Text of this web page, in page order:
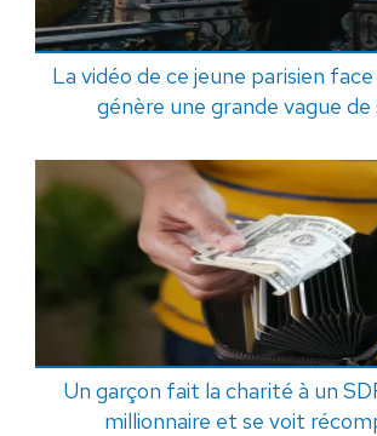
La vidéo de ce jeune parisien
génère une grande vague
Un garçon fait la charité à un
millionnaire et se voit